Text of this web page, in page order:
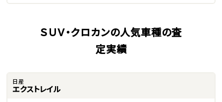
ＳＵＶ・クロカンの人気車種の査
定実績
日産
エクストレイル